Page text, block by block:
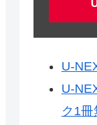
U-
U-
ク1冊